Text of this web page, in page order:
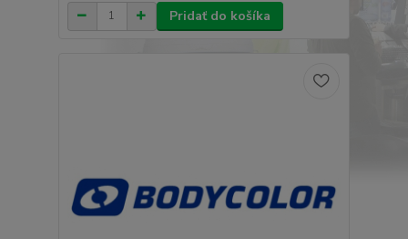
Pridať do košíka